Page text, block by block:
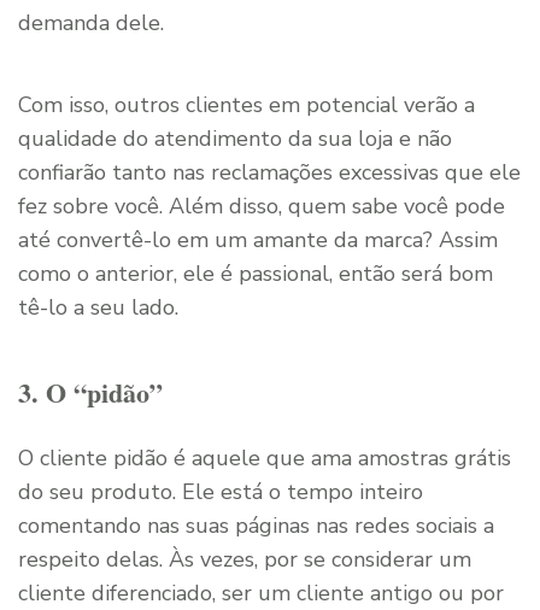
demanda dele.
Com isso, outros clientes em potencial verão a
qualidade do atendimento da sua loja e não
confiarão tanto nas reclamações excessivas que ele
fez sobre você. Além disso, quem sabe você pode
até convertê-lo em um amante da marca? Assim
como o anterior, ele é passional, então será bom
tê-lo a seu lado.
3. O “pidão”
O cliente pidão é aquele que ama amostras grátis
do seu produto. Ele está o tempo inteiro
comentando nas suas páginas nas redes sociais a
respeito delas. Às vezes, por se considerar um
cliente diferenciado, ser um cliente antigo ou por